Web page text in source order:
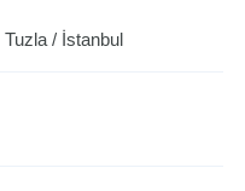
Tuzla / İstanbul